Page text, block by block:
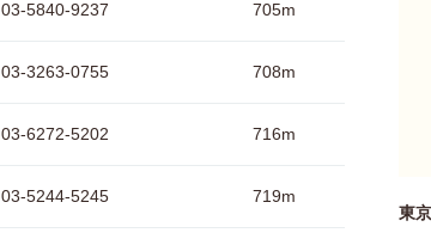
03-5840-9237 705m
03-3263-0755 708m
03-6272-5202 716m
03-5244-5245 719m
東